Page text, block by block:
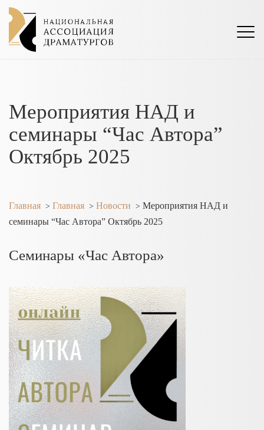
Мероприятия НАД и
семинары “Час Автора”
Октябрь 2025
Главная > Главная > Новости > Мероприятия НАД и
семинары “Час Автора” Октябрь 2025
Семинары «Час Автора»